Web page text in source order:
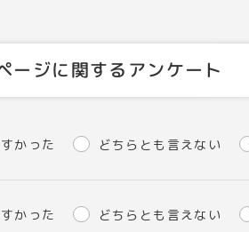
ージに関するアンケート
かった どちらとも言えない
かった どちらとも言えない